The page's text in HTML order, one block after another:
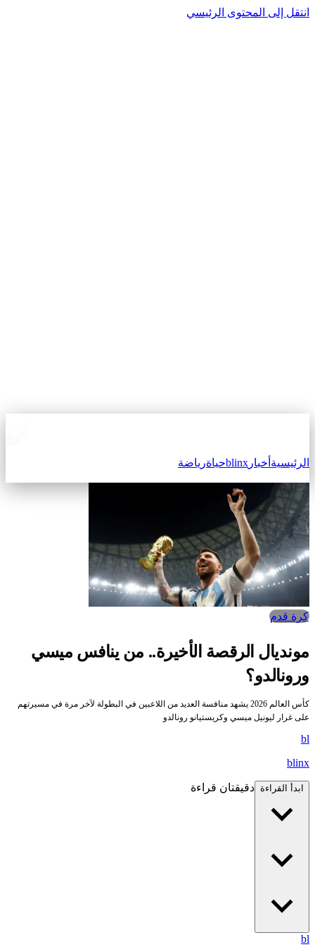
انتقل إلى المحتوى الرئيسي
الرئيسيةأخبارblinxحياةرياضة
كرة قدم
مونديال الرقصة الأخيرة.. من ينافس ميسي
ورونالدو؟
كأس العالم 2026 يشهد منافسة العديد من اللاعبين في البطولة لآخر مرة في مسيرتهم
على غرار ليونيل ميسي وكريستيانو رونالدو
bl
blinx
ابدأ القراءة دقيقتان قراءة
bl